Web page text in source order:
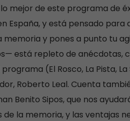
mejor de este programa de
España, y está pensado para
y pones a punto tu
está repleto de anécdotas,
(El Rosco, La Pista,
Roberto Leal. Cuenta
Benito Sipos, que nos
la memoria, y las ventajas